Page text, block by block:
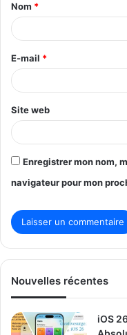
a
i
e
*
Nom *
E-mail *
Site web
Enregistrer mon nom,
navigateur pour mon
Nouvelles récentes
iOS